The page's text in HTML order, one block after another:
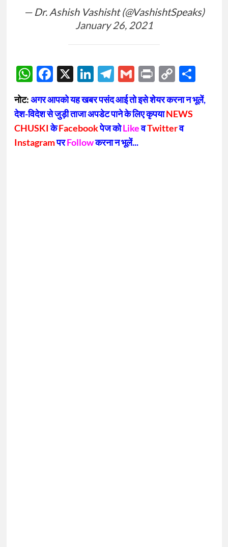
— Dr. Ashish Vashisht (@VashishtSpeaks)
January 26, 2021
WhatsApp
Facebook
X LinkedIn
Telegram
Gmail
Print
Copy
Link
नोट:अगर आपको यह खबर पसंद आई तो इसे शेयर करना न भूलें,
देश-विदेश से जुड़ी ताजा अपडेट पाने के लिए कृपयाNEWS
CHUSKIकेFacebookपेज कोLikeवTwitterव
InstagramपरFollowकरना न भूलें...